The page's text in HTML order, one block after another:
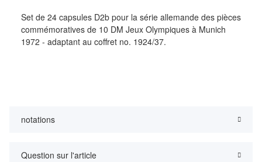
Set de 24 capsules D2b pour la série allemande des pièces
commémoratives de 10 DM Jeux Olympiques à Munich
1972 - adaptant au coffret no. 1924/37.
notations
Question sur l'article